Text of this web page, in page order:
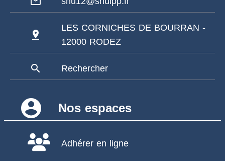
pin_drop
LES CORNICHES DE BOURRAN -
12000 RODEZ
search Rechercher
account_circle Nos espaces
Adhérer en ligne